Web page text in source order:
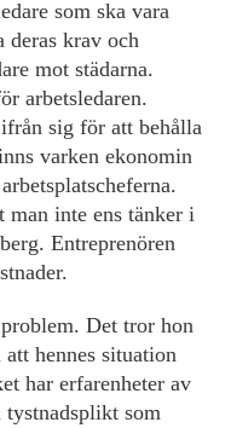
som ska vara
deras krav och
mot städarna.
arbets­ledaren.
sig för att behålla
­varken ekonomin
man inte ens tänker i
Entreprenören
Det tror hon
hennes situation
har erfarenheter av
tystnadsplikt som